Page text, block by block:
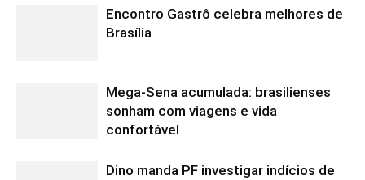
Encontro Gastrô celebra melhores de
Brasília
Mega-Sena acumulada: brasilienses
sonham com viagens e vida
confortável
Dino manda PF investigar indícios de